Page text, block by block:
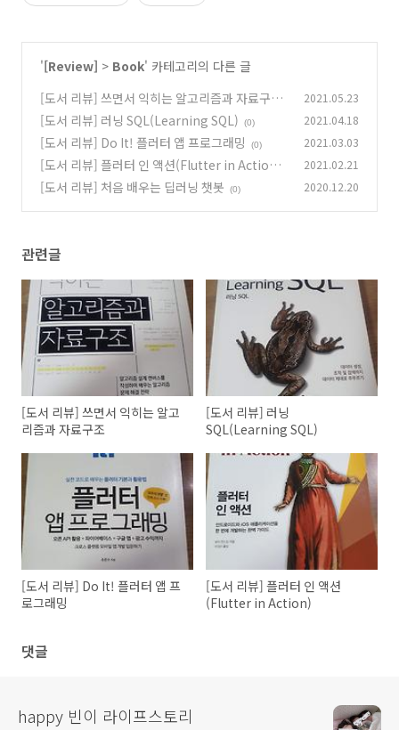
'[Review] > Book' 카테고리의 다른 글
[도서 리뷰] 쓰면서 익히는 알고리즘과 자료구조
(0)
2021.05.23
[도서 리뷰] 러닝 SQL(Learning SQL) (0) 2021.04.18
[도서 리뷰] Do It! 플러터 앱 프로그래밍 (0) 2021.03.03
[도서 리뷰] 플러터 인 액션(Flutter in Action)
(0)
2021.02.21
[도서 리뷰] 처음 배우는 딥러닝 챗봇 (0) 2020.12.20
관련글
[도서 리뷰] 쓰면서 익히는 알고
리즘과 자료구조
[도서 리뷰] 러닝
SQL(Learning SQL)
[도서 리뷰] Do It! 플러터 앱 프
로그래밍
[도서 리뷰] 플러터 인 액션
(Flutter in Action)
댓글
happy 빈이 라이프스토리